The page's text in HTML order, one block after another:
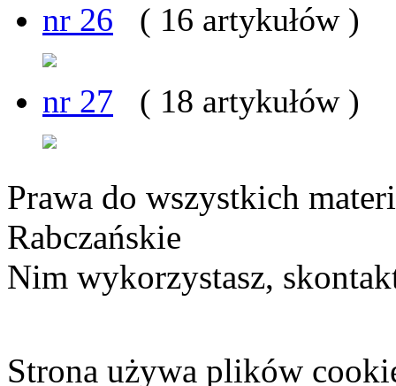
nr 26 ( 16 artykułów )
nr 27 ( 18 artykułów )
Prawa do wszystkich
Rabczańskie
Nim wykorzystasz,
Strona używa plików